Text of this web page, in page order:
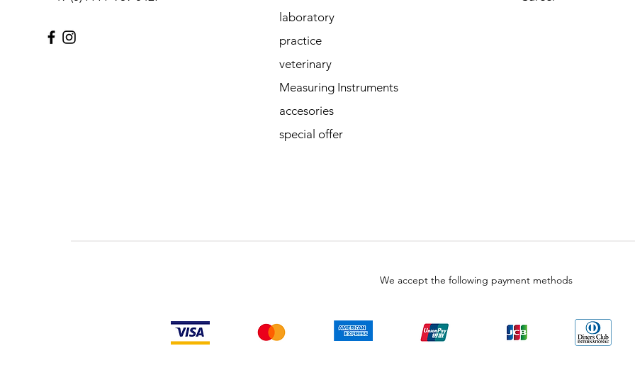
laboratory
practice
veterinary
Measuring Instruments
accesories
special offer
We accept the following payment methods